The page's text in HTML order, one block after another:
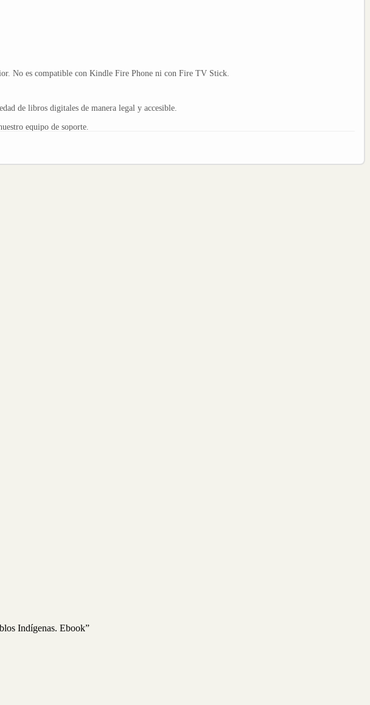
No es compatible con Kindle Fire Phone ni con Fire TV Stick.
de libros digitales de manera legal y accesible.
equipo de soporte.
Indígenas. Ebook”